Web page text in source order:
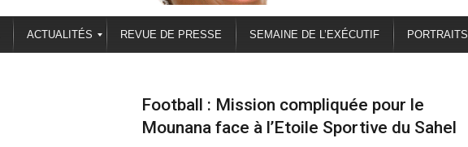
ACTUALITÉS REVUE DE PRESSE SEMAINE DE L’EXÉCUTIF PORTRAITS
Football : Mission compliquée pour le
Mounana face à l’Etoile Sportive du Sahel